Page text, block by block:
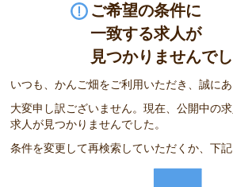
ご希望の条件に
一致する求人が
見つかりませんでし
いつも、かんご畑をご利用いただき、誠にあ
大変申し訳ございません。現在、公開中の
求人が見つかりませんでした。
条件を変更して再検索していただくか、下記